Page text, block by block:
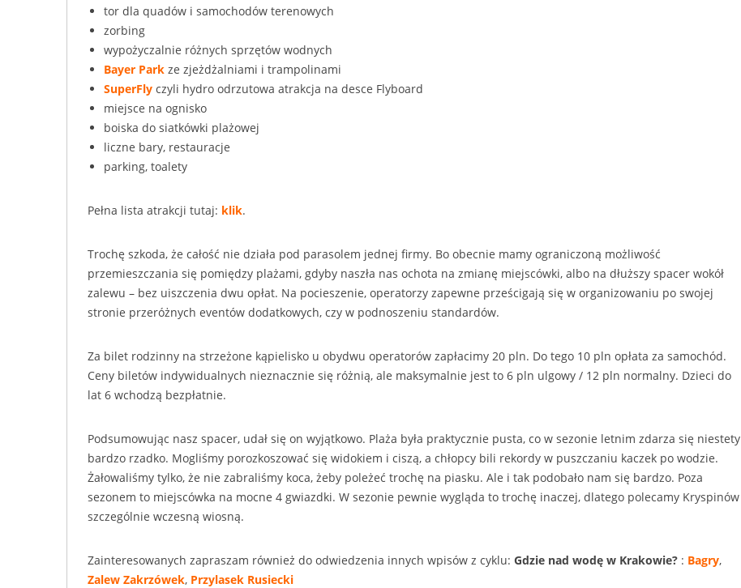
tor dla quadów i samochodów terenowych
zorbing
wypożyczalnie różnych sprzętów wodnych
Bayer Park ze zjeżdżalniami i trampolinami
SuperFly czyli hydro odrzutowa atrakcja na desce Flyboard
miejsce na ognisko
boiska do siatkówki plażowej
liczne bary, restauracje
parking, toalety
Pełna lista atrakcji tutaj: klik.
Trochę szkoda, że całość nie działa pod parasolem jednej firmy. Bo obecnie mamy ograniczoną możliwość
przemieszczania się pomiędzy plażami, gdyby naszła nas ochota na zmianę miejscówki, albo na dłuższy spacer wokół
zalewu – bez uiszczenia dwu opłat. Na pocieszenie, operatorzy zapewne prześcigają się w organizowaniu po swojej
stronie przeróżnych eventów dodatkowych, czy w podnoszeniu standardów.
Za bilet rodzinny na strzeżone kąpielisko u obydwu operatorów zapłacimy 20 pln. Do tego 10 pln opłata za samochód.
Ceny biletów indywidualnych nieznacznie się różnią, ale maksymalnie jest to 6 pln ulgowy / 12 pln normalny. Dzieci do
lat 6 wchodzą bezpłatnie.
Podsumowując nasz spacer, udał się on wyjątkowo. Plaża była praktycznie pusta, co w sezonie letnim zdarza się niestety
bardzo rzadko. Mogliśmy porozkoszować się widokiem i ciszą, a chłopcy bili rekordy w puszczaniu kaczek po wodzie.
Żałowaliśmy tylko, że nie zabraliśmy koca, żeby poleżeć trochę na piasku. Ale i tak podobało nam się bardzo. Poza
sezonem to miejscówka na mocne 4 gwiazdki. W sezonie pewnie wygląda to trochę inaczej, dlatego polecamy Kryspinów
szczególnie wczesną wiosną.
Zainteresowanych zapraszam również do odwiedzenia innych wpisów z cyklu: Gdzie nad wodę w Krakowie? : Bagry,
Zalew Zakrzówek, Przylasek Rusiecki